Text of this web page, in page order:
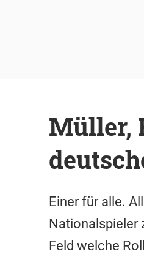
Müller,
Einer für alle.
Nationalspieler
Feld welche